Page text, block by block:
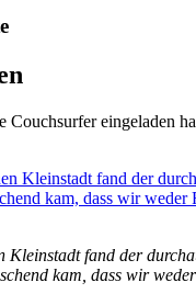
Couchsurfer eingeladen
fand der
kam, dass wir